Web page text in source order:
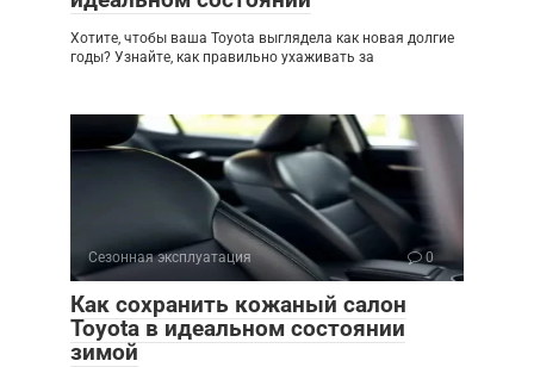
Хотите, чтобы ваша Toyota выглядела как новая долгие
годы? Узнайте, как правильно ухаживать за
Сезонная эксплуатация 0
Как сохранить кожаный салон
Toyota в идеальном состоянии
зимой